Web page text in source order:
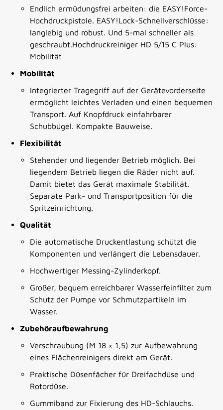
Endlich ermüdungsfrei arbeiten: die EASY!Force-
Hochdruckpistole. EASY!Lock-Schnellverschlüsse:
langlebig und robust. Und 5-mal schneller als
geschraubt.Hochdruckreiniger HD 5/15 C Plus:
Mobilität
Mobilität
Integrierter Tragegriff auf der Gerätevorderseite
ermöglicht leichtes Verladen und einen bequemen
Transport. Auf Knopfdruck einfahrbarer
Schubbügel. Kompakte Bauweise.
Flexibilität
Stehender und liegender Betrieb möglich. Bei
liegendem Betrieb liegen die Räder nicht auf.
Damit bietet das Gerät maximale Stabilität.
Separate Park- und Transportposition für die
Spritzeinrichtung.
Qualität
Die automatische Druckentlastung schützt die
Komponenten und verlängert die Lebensdauer.
Hochwertiger Messing-Zylinderkopf.
Großer, bequem erreichbarer Wasserfeinfilter zum
Schutz der Pumpe vor Schmutzpartikeln im
Wasser.
Zubehöraufbewahrung
Verschraubung (M 18 × 1,5) zur Aufbewahrung
eines Flächenreinigers direkt am Gerät.
Praktische Düsenfächer für Dreifachdüse und
Rotordüse.
Gummiband zur Fixierung des HD-Schlauchs.